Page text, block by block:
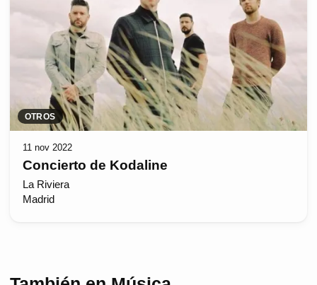
OTROS
11 nov 2022
Concierto de Kodaline
La Riviera
Madrid